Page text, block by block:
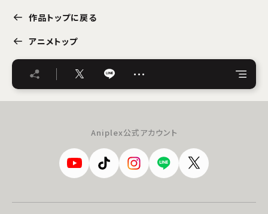
作品トップに戻る
アニメトップ
…
Aniplex公式アカウント